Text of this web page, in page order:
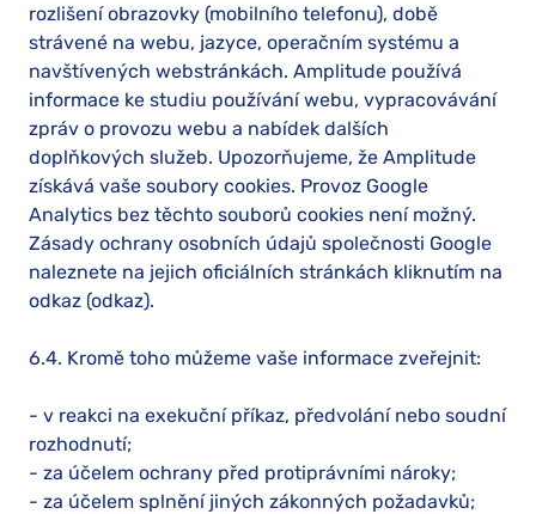
rozlišení obrazovky (mobilního telefonu), době
strávené na webu, jazyce, operačním systému a
navštívených webstránkách. Amplitude používá
informace ke studiu používání webu, vypracovávání
zpráv o provozu webu a nabídek dalších
doplňkových služeb. Upozorňujeme, že Amplitude
získává vaše soubory cookies. Provoz Google
Analytics bez těchto souborů cookies není možný.
Zásady ochrany osobních údajů společnosti Google
naleznete na jejich oficiálních stránkách kliknutím na
odkaz (odkaz).
6.4. Kromě toho můžeme vaše informace zveřejnit:
- v reakci na exekuční příkaz, předvolání nebo soudní
rozhodnutí;
- za účelem ochrany před protiprávními nároky;
- za účelem splnění jiných zákonných požadavků;